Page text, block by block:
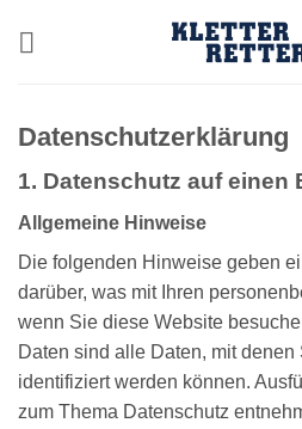
Datenschutz­erklärung
1. Datenschutz auf einen
Allgemeine Hinweise
Die folgenden Hinweise geben
darüber, was mit Ihren
wenn Sie diese Website
Daten sind alle Daten, mit denen
identifiziert werden können.
zum Thema Datenschutz